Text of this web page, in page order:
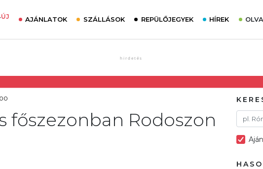
ÚJ AJÁNLATOK SZÁLLÁSOK REPÜLŐJEGYEK HÍREK
főszezonban Rodoszon